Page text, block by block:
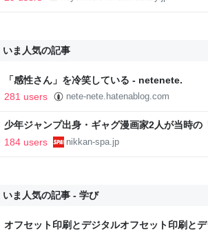
いま人気の記事
「感性さん」を冷笑している - netenete.
281 users
nete-nete.hatenablog.com
少年ジャンプ出身・ギャグ漫画家2人が当時の
返る。「ヘルニアで入院しても原稿は落とさ
184 users nikkan-spa.jp
いま人気の記事 - 学び
オフセット印刷とデジタルオフセット印刷と